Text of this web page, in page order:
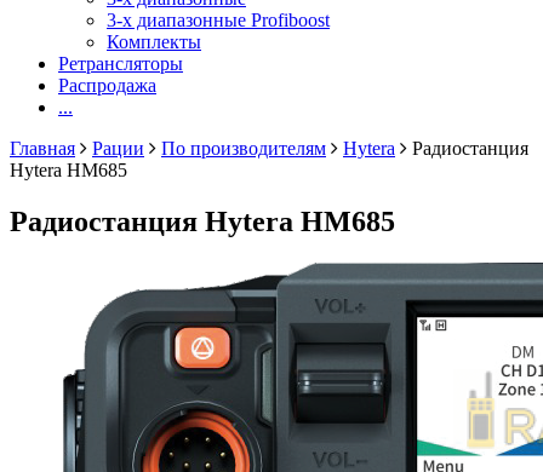
3-х диапазонные Profiboost
Комплекты
Ретрансляторы
Распродажа
...
Главная
Рации По производителям Hytera
Радиостанция
Hytera HM685
Радиостанция Hytera HM685